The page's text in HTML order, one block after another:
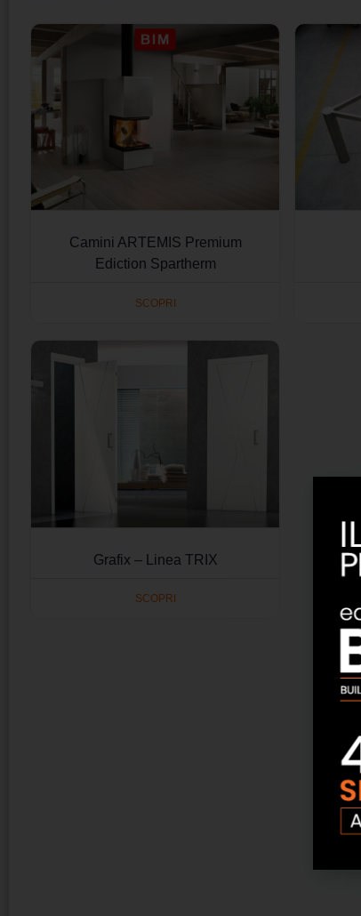
Camini ARTEMIS Premium
Ediction Spartherm
SCOPRI
Grafix – Linea TRIX
SCOPRI